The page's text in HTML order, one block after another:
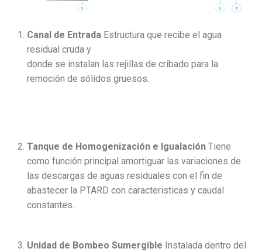
Canal de EntradaEstructura que recibe el agua
residual cruda y
donde se instalan las rejillas de cribado para la
remoción de sólidos gruesos.
Tanque de Homogenización e IgualaciónTiene
como función principal amortiguar las variaciones de
las descargas de aguas residuales con el fin de
abastecer la PTARD con caracteristicas y caudal
constantes.
Unidad de Bombeo Sumergible Instalada dentro del